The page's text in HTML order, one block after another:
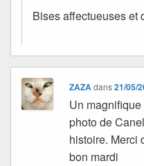
Bises affectueuses et
ZAZAdans21/05/
Un
photo de
histoire. Merci
bon mardi